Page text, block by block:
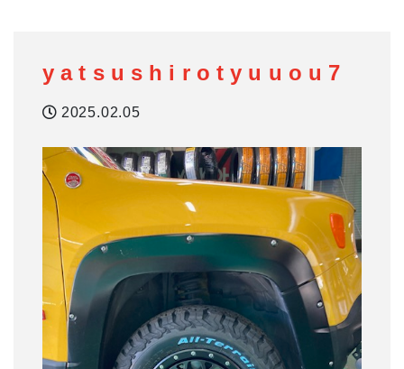
yatsushirotyuuou7
2025.02.05